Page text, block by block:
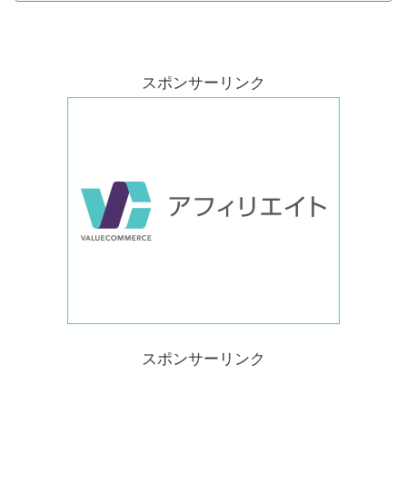
スポンサーリンク
スポンサーリンク